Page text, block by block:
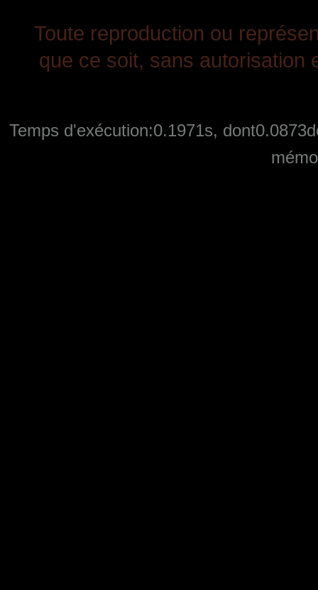
Toute reproduction ou
que ce soit, sans autorisation
Temps d'exécution:0.1971s,